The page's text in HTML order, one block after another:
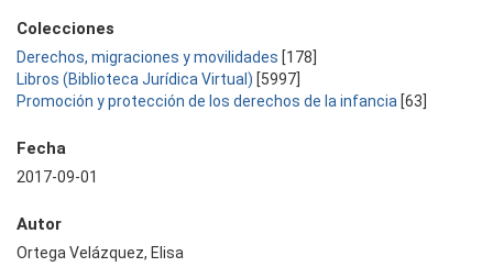
Colecciones
Derechos, migraciones y movilidades [178]
Libros (Biblioteca Jurídica Virtual) [5997]
Promoción y protección de los derechos de la infancia [63]
Fecha
2017-09-01
Autor
Ortega Velázquez, Elisa